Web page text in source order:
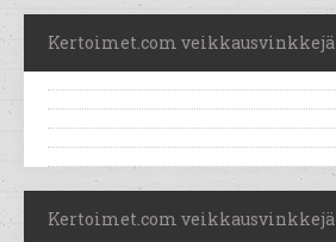
Kertoimet.com veikkausvinkkejä
Kertoimet.com veikkausvinkkejä